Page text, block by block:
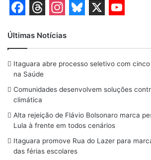
a
c
e
b
o
o
k
h
r
e
a
d
s
n
s
t
a
r
a
m
u
e
s
y
u
T
u
e
Últimas Notícias
Itaguara abre processo seletivo com
na Saúde
Comunidades desenvolvem soluções
climática
Alta rejeição de Flávio Bolsonaro marca
Lula à frente em todos cenários
Itaguara promove Rua do Lazer para
das férias escolares